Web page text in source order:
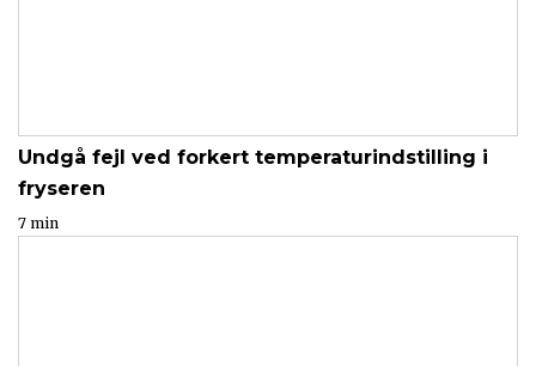
Undgå fejl ved forkert temperaturindstilling i
fryseren
7 min